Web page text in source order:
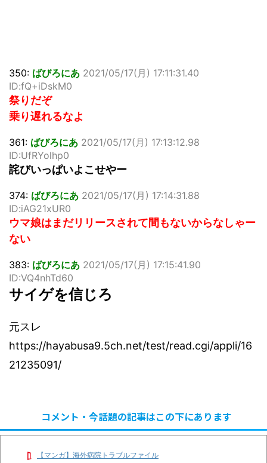
350: ばびろにあ 2021/05/17(月) 17:11:31.40
ID:fQ+iDskM0
祭りだぞ
乗り遅れるなよ
361: ばびろにあ 2021/05/17(月) 17:13:12.98
ID:UfRYolhp0
詫びいっぱいよこせやー
374: ばびろにあ 2021/05/17(月) 17:14:31.88
ID:iAG21xUR0
ウマ娘はまだリリースされて間もないからなしゃー
ない
383: ばびろにあ 2021/05/17(月) 17:15:41.90
ID:VQ4nhTd60
サイゲを信じろ
元スレ
https://hayabusa9.5ch.net/test/read.cgi/appli/16
21235091/
コメント・今話題の記事はこの下にあります
【マンガ】海外病院トラブルファイル